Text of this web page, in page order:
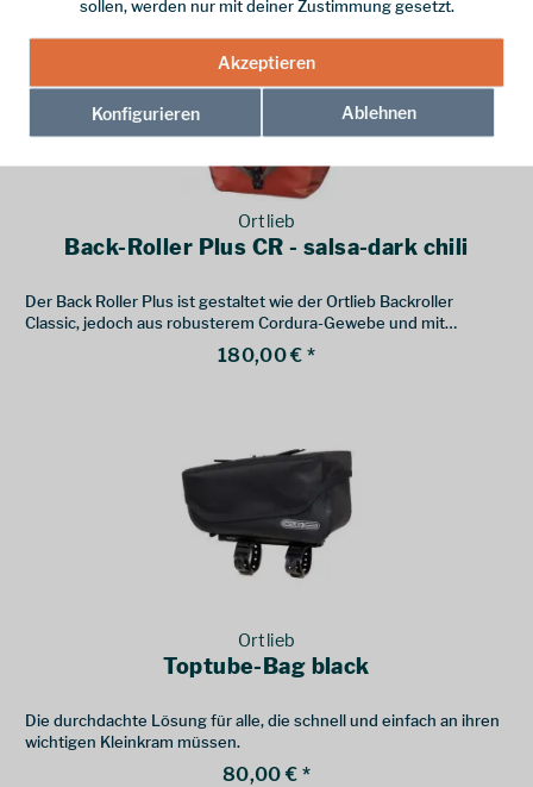
Ortlieb
Back-Roller Plus CR - salsa-dark chili
Der Back Roller Plus ist gestaltet wie der Ortlieb Backroller
Classic, jedoch aus robusterem Cordura-Gewebe und mit
Quicklock2.1.-Befestigungssystem.
180,00 € *
Ortlieb
Toptube-Bag black
Die durchdachte Lösung für alle, die schnell und einfach an ihren
wichtigen Kleinkram müssen.
80,00 € *
sollen, werden nur mit deiner Zustimmung gesetzt.
Akzeptieren
Konfigurieren Ablehnen